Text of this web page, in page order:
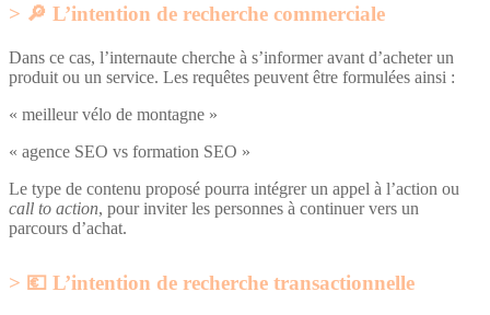
🔎 L’intention de recherche commerciale
Dans ce cas, l’internaute cherche à s’informer avant d’acheter un
produit ou un service. Les requêtes peuvent être formulées ainsi :
« meilleur vélo de montagne »
« agence SEO vs formation SEO »
Le type de contenu proposé pourra intégrer un appel à l’action ou
call to action, pour inviter les personnes à continuer vers un
parcours d’achat.
💶 L’intention de recherche transactionnelle